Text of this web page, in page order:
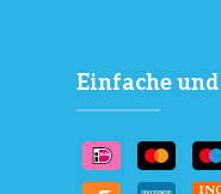
Einfache